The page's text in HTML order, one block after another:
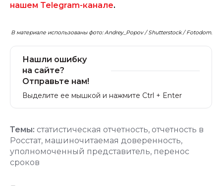
нашем Telegram-канале.
В материале использованы фото: Andrey_Popov / Shutterstock / Fotodom.
Нашли ошибку
на сайте?
Отправьте нам!
Выделите ее мышкой и нажмите Ctrl + Enter
Темы: статистическая отчетность, отчетность в
Росстат, машиночитаемая доверенность,
уполномоченный представитель, перенос
сроков